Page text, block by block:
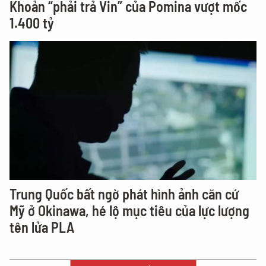
Khoản “phải trả Vin” của Pomina vượt mốc
1.400 tỷ
Trung Quốc bất ngờ phát hình ảnh căn cứ
Mỹ ở Okinawa, hé lộ mục tiêu của lực lượng
tên lửa PLA